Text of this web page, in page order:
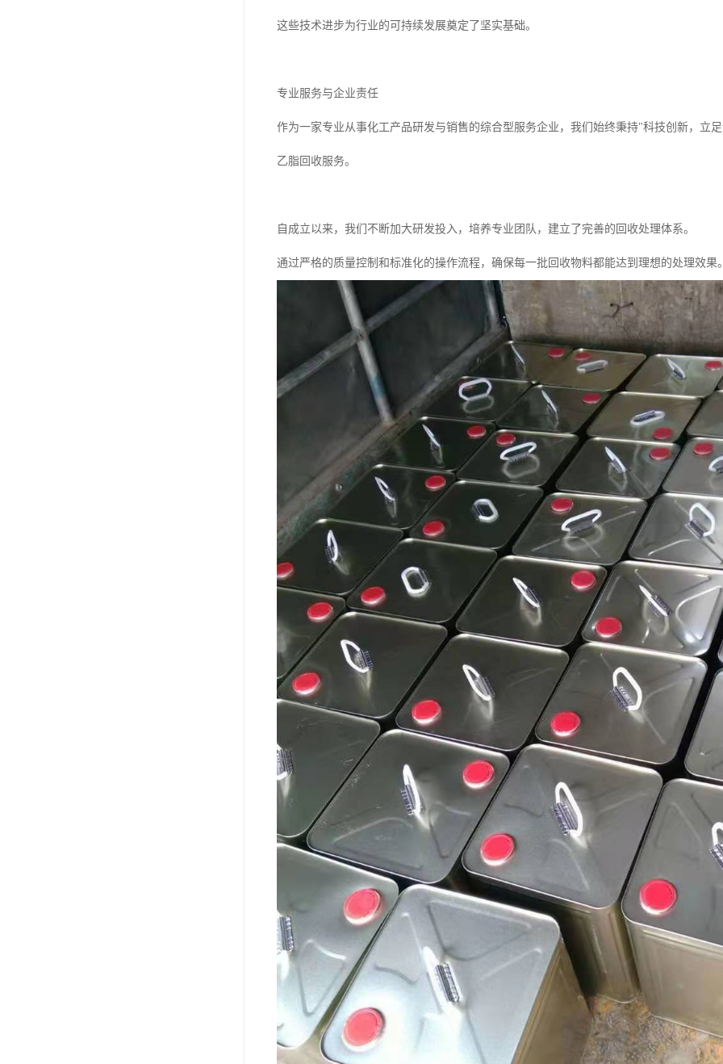
这些技术进步为行业的可持续发展奠定了坚实基础。
专业服务与企业责任
作为一家专业从事化工产品研发与销售的综合型服务企业，我们始终秉持"科技创新，立
乙脂回收服务。
自成立以来，我们不断加大研发投入，培养专业团队，建立了完善的回收处理体系。
通过严格的质量控制和标准化的操作流程，确保每一批回收物料都能达到理想的处理效果